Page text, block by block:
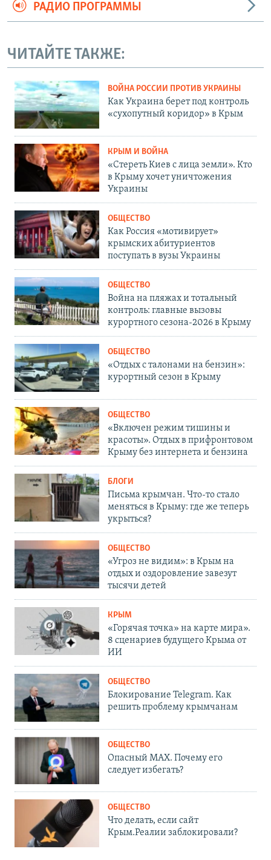
РАДИО ПРОГРАММЫ
ЧИТАЙТЕ ТАКЖЕ:
ВОЙНА РОССИИ ПРОТИВ УКРАИНЫ
Как Украина берет под контроль
«сухопутный коридор» в Крым
КРЫМ И ВОЙНА
«Стереть Киев с лица земли». Кто
в Крыму хочет уничтожения
Украины
ОБЩЕСТВО
Как Россия «мотивирует»
крымских абитуриентов
поступать в вузы Украины
ОБЩЕСТВО
Война на пляжах и тотальный
контроль: главные вызовы
курортного сезона-2026 в Крыму
ОБЩЕСТВО
«Отдых с талонами на бензин»:
курортный сезон в Крыму
ОБЩЕСТВО
«Включен режим тишины и
красоты». Отдых в прифронтовом
Крыму без интернета и бензина
БЛОГИ
Письма крымчан. Что-то стало
меняться в Крыму: где же теперь
укрыться?
ОБЩЕСТВО
«Угроз не видим»: в Крым на
отдых и оздоровление завезут
тысячи детей
КРЫМ
«Горячая точка» на карте мира».
8 сценариев будущего Крыма от
ИИ
ОБЩЕСТВО
Блокирование Telegram. Как
решить проблему крымчанам
ОБЩЕСТВО
Опасный MAX. Почему его
следует избегать?
ОБЩЕСТВО
Что делать, если сайт
Крым.Реалии заблокировали?